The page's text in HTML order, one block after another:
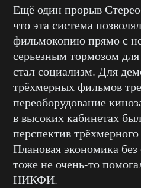
Ещё один прорыв
что эта система
фильмокопию прямо с
серьезным тормозом
стал социализм. Для
трёхмерных фильмов
переоборудование
в высоких кабинетах
перспектив
Плановая экономика
тоже не очень-то
НИКФИ.